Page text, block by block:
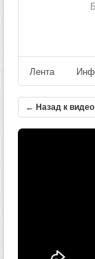
Лента
← Назад к видео